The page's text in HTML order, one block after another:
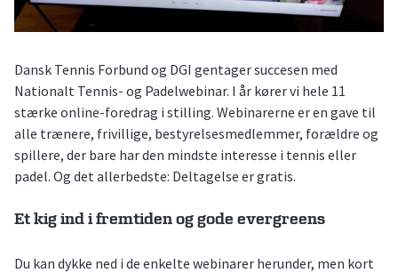
Dansk Tennis Forbund og DGI gentager succesen med
Nationalt Tennis- og Padelwebinar. I år kører vi hele 11
stærke online-foredrag i stilling. Webinarerne er en gave til
alle trænere, frivillige, bestyrelsesmedlemmer, forældre og
spillere, der bare har den mindste interesse i tennis eller
padel. Og det allerbedste: Deltagelse er gratis.
Et kig ind i fremtiden og gode evergreens
Du kan dykke ned i de enkelte webinarer herunder, men kort